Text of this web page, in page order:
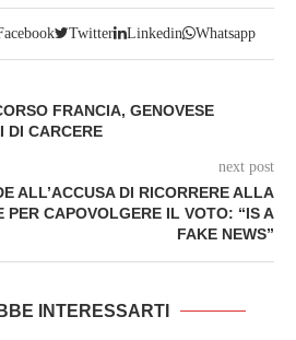
Twitter Linkedin Whatsapp
FRANCIA, GENOVESE
DI CARCERE
next post
ALL’ACCUSA DI RICORRERE ALLA
PER CAPOVOLGERE IL VOTO: “IS A
FAKE NEWS”
INTERESSARTI